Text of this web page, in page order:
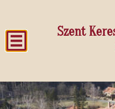
Szent